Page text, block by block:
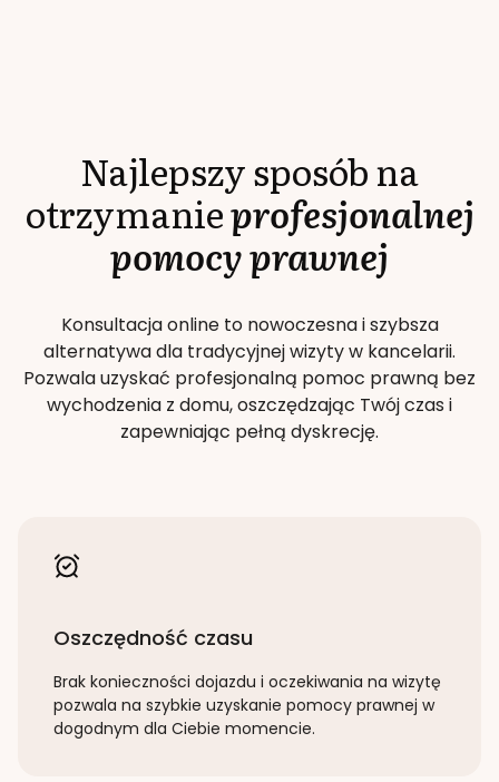
Najlepszy sposób na
otrzymanieprofesjonalnej
pomocy prawnej
Konsultacja online to nowoczesna i szybsza
alternatywa dla tradycyjnej wizyty w kancelarii.
Pozwala uzyskać profesjonalną pomoc prawną bez
wychodzenia z domu, oszczędzając Twój czas i
zapewniając pełną dyskrecję.
Oszczędność czasu
Brak konieczności dojazdu i oczekiwania na wizytę
pozwala na szybkie uzyskanie pomocy prawnej w
dogodnym dla Ciebie momencie.